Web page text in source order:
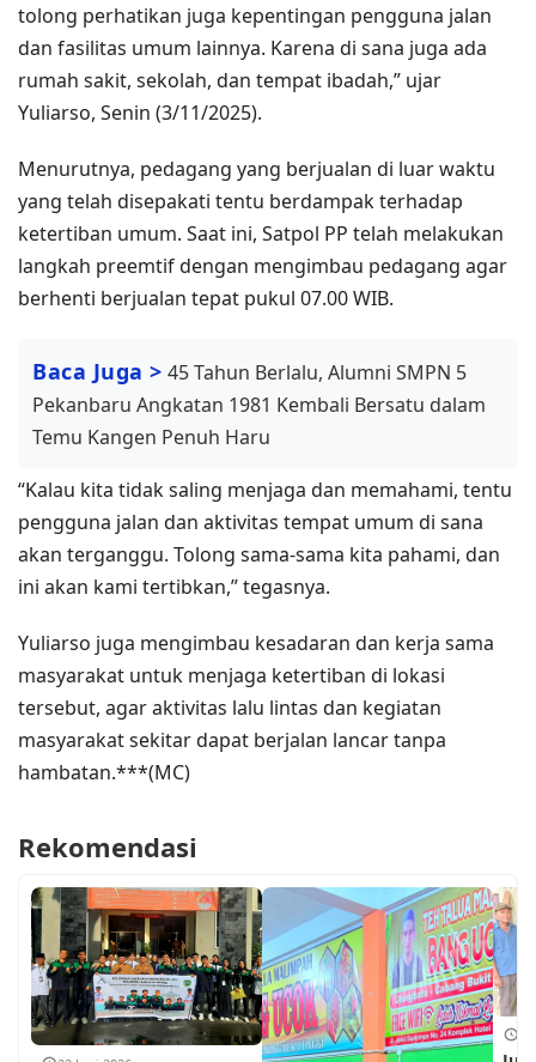
tolong perhatikan juga kepentingan pengguna jalan
dan fasilitas umum lainnya. Karena di sana juga ada
rumah sakit, sekolah, dan tempat ibadah,” ujar
Yuliarso, Senin (3/11/2025).
Menurutnya, pedagang yang berjualan di luar waktu
yang telah disepakati tentu berdampak terhadap
ketertiban umum. Saat ini, Satpol PP telah melakukan
langkah preemtif dengan mengimbau pedagang agar
berhenti berjualan tepat pukul 07.00 WIB.
Baca Juga > 45 Tahun Berlalu, Alumni SMPN 5
Pekanbaru Angkatan 1981 Kembali Bersatu dalam
Temu Kangen Penuh Haru
“Kalau kita tidak saling menjaga dan memahami, tentu
pengguna jalan dan aktivitas tempat umum di sana
akan terganggu. Tolong sama-sama kita pahami, dan
ini akan kami tertibkan,” tegasnya.
Yuliarso juga mengimbau kesadaran dan kerja sama
masyarakat untuk menjaga ketertiban di lokasi
tersebut, agar aktivitas lalu lintas dan kegiatan
masyarakat sekitar dapat berjalan lancar tanpa
hambatan.***(MC)
Rekomendasi